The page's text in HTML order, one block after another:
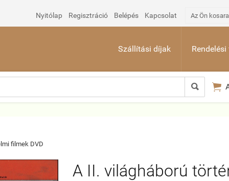
Nyitólap Regisztráció Belépés Kapcsolat Az Ön kosara
Szállítási díjak
 
filmek DVD
A II. világháború